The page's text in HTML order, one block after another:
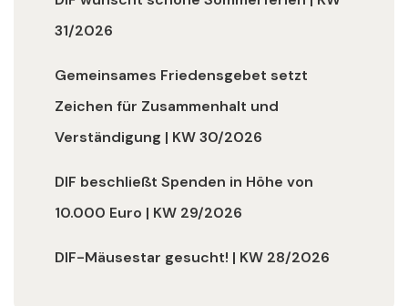
31/2026
Gemeinsames Friedensgebet setzt
Zeichen für Zusammenhalt und
Verständigung | KW 30/2026
DIF beschließt Spenden in Höhe von
10.000 Euro | KW 29/2026
DIF-Mäusestar gesucht! | KW 28/2026